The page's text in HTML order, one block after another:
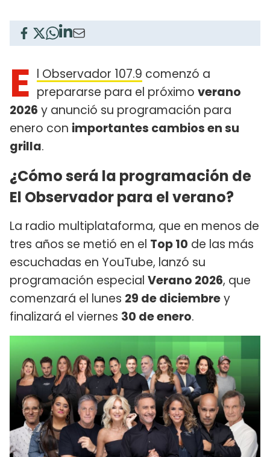
E l Observador 107.9 comenzó a
prepararse para el próximo verano
2026 y anunció su programación para
enero con importantes cambios en su
grilla.
¿Cómo será la programación de
El Observador para el verano?
La radio multiplataforma, que en menos de
tres años se metió en el Top 10 de las más
escuchadas en YouTube, lanzó su
programación especial Verano 2026, que
comenzará el lunes 29 de diciembrey
finalizará el viernes 30 de enero.